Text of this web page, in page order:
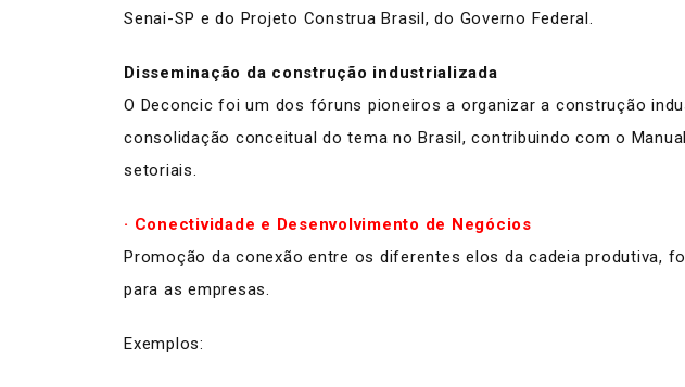
Senai-SP e do Projeto Construa Brasil, do Governo Federal.
Disseminação da construção industrializada
O Deconcic foi um dos fóruns pioneiros a organizar a construção
consolidação conceitual do tema no Brasil, contribuindo com o
setoriais.
· Conectividade e Desenvolvimento de Negócios
Promoção da conexão entre os diferentes elos da cadeia produtiva,
para as empresas.
Exemplos: